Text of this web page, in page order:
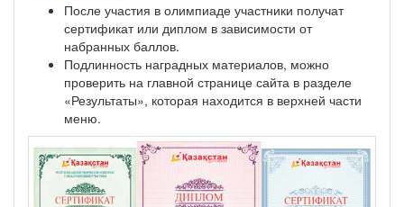
После участия в олимпиаде участники получат
сертификат или диплом в зависимости от
набранных баллов.
Подлинность наградных материалов, можно
проверить на главной странице сайта в разделе
«Результаты», которая находится в верхней части
меню.